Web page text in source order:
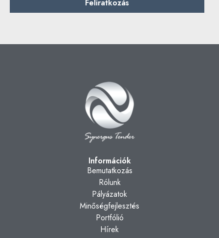
Információk
Bemutatkozás
Rólunk
Pályázatok
Minőségfejlesztés
Portfólió
Hírek